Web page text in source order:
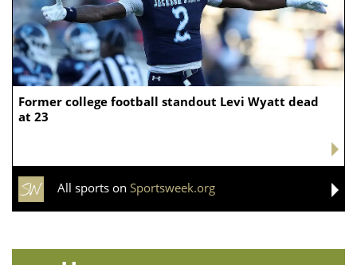
Former college football standout Levi Wyatt dead
at 23
All sports on Sportsweek.org